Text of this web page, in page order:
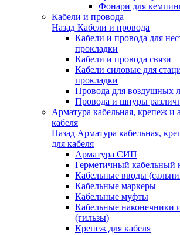
Фонари для
Кабели и провода
Назад Кабели и провода
Кабели и провода для
прокладки
Кабели и провода связи
Кабели силовые для
прокладки
Провода для воздушных
Провода и шнуры
Арматура кабельная, крепеж и
кабеля
Назад Арматура кабельная,
для кабеля
Арматура СИП
Герметичный кабельный
Кабельные вводы
Кабельные маркеры
Кабельные муфты
Кабельные наконечники
(гильзы)
Крепеж для кабеля